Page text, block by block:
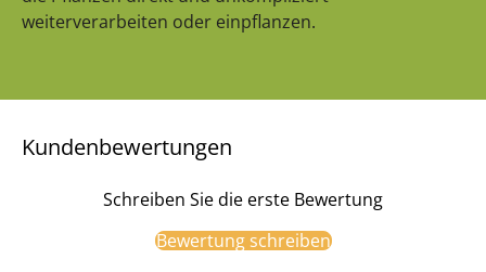
weiterverarbeiten oder einpflanzen.
Kundenbewertungen
Schreiben Sie die erste Bewertung
Bewertung schreiben